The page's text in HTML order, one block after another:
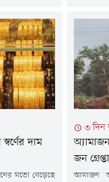
অভিযানের
দিতে এই
করা হয়।
জানায়,
ভিত্তিতে এক
সংশ্লিষ্টতা
দাবি
আগস্ট)
শিপিং
দাম
মতো বেড়েছে
৩
জন
আমাজন